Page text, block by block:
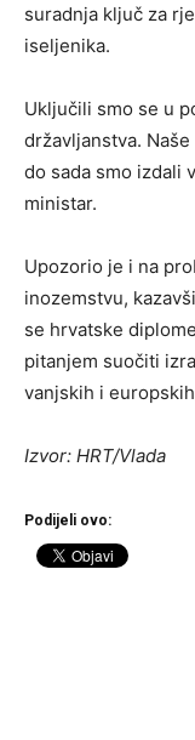
suradnja ključ za
iseljenika.
Uključili smo se u
državljanstva.
do sada smo izdali
ministar.
Upozorio je i na
inozemstvu,
se hrvatske
pitanjem suočiti
vanjskih i
Izvor: HRT/Vlada
Podijeli ovo: